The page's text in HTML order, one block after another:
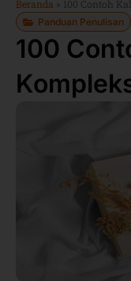
Beranda » 100 Contoh
Panduan Penulisan
100